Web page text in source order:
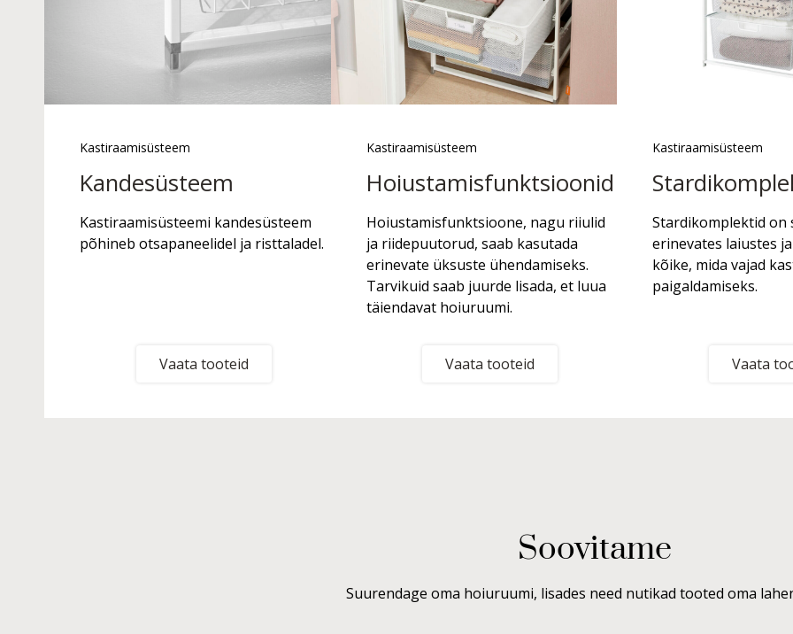
Kastiraamisüsteem
Kandesüsteem
Kastiraamisüsteemi kandesüsteem
põhineb otsapaneelidel ja risttaladel.
Vaata tooteid
Kastiraamisüsteem
Hoiustamisfunktsioonid
Hoiustamisfunktsioone, nagu riiulid
ja riidepuutorud, saab kasutada
erinevate üksuste ühendamiseks.
Tarvikuid saab juurde lisada, et luua
täiendavat hoiuruumi.
Vaata tooteid
Kastiraamisüsteem
Stardikomplektid on
erinevates laiustes
kõike, mida vajad
paigaldamiseks.
Vaata
Soovitame
Suurendage oma hoiuruumi, lisades need nutikad tooted oma